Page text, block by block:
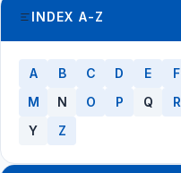
INDEX A-Z
A B C D E F
M
N O P Q R
Y
Z